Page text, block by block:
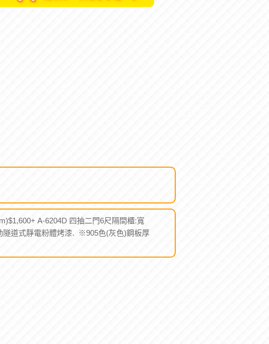
A-6204D 四抽二門6尺隔間櫃:寬
隧道式靜電粉體烤漆. ※905色(灰色)鋼板厚